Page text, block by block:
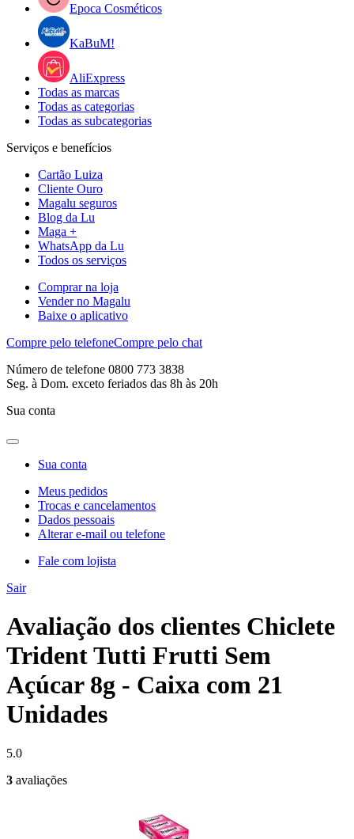
Epoca Cosméticos
KaBuM!
AliExpress
Todas as marcas
Todas as categorias
Todas as subcategorias
Serviços e benefícios
Cartão Luiza
Cliente Ouro
Magalu seguros
Blog da Lu
Maga +
WhatsApp da Lu
Todos os serviços
Comprar na loja
Vender no Magalu
Baixe o aplicativo
Compre pelo telefoneCompre pelo chat
Número de telefone 0800 773 3838
Seg. à Dom. exceto feriados das 8h às 20h
Sua conta
Sua conta
Meus pedidos
Trocas e cancelamentos
Dados pessoais
Alterar e-mail ou telefone
Fale com lojista
Sair
Avaliação dos clientes Chiclete
Trident Tutti Frutti Sem
Açúcar 8g - Caixa com 21
Unidades
5.0
3 avaliações